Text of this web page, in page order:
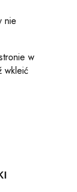
nie
w
wkleić